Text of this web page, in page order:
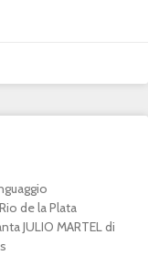
de la Plata
JULIO MARTEL di